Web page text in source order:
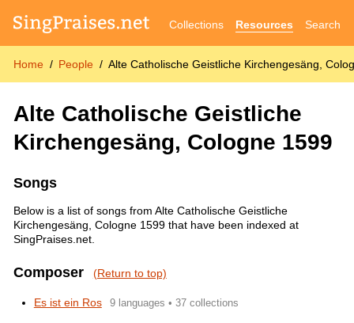
Collections Resources Search
Home People Alte Catholische Geistliche Kirchengesäng,
Alte Catholische Geistliche
Kirchengesäng, Cologne 1599
Songs
Below is a list of songs from Alte Catholische Geistliche
Kirchengesäng, Cologne 1599 that have been indexed at
SingPraises.net.
Composer (Return to top)
Es ist ein Ros 9 languages • 37 collections